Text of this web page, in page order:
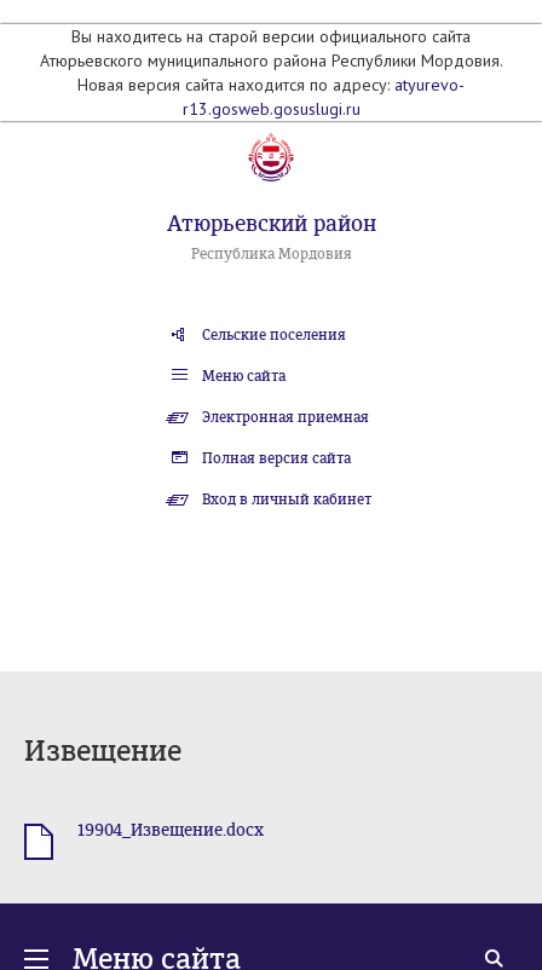
Вы находитесь на старой версии официального сайта
Атюрьевского муниципального района Республики Мордовия.
Новая версия сайта находится по адресу: atyurevo-
r13.gosweb.gosuslugi.ru
Атюрьевский район
Республика Мордовия
Сельские поселения
Меню сайта
Электронная приемная
Полная версия сайта
Вход в личный кабинет
Извещение
19904_Извещение.docx
Меню сайта